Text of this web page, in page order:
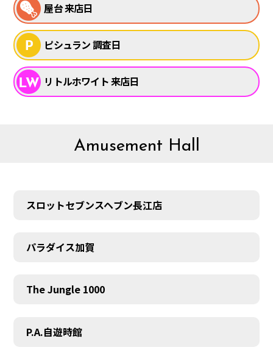
屋台 来店日
ピシュラン 調査日
リトルホワイト 来店日
Amusement Hall
スロットセブンスヘブン長江店
パラダイス加賀
The Jungle 1000
P.A.自遊時館